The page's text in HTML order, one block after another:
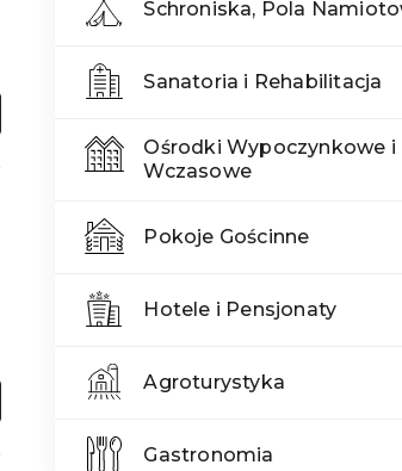
Schroniska, Pola
Sanatoria i Rehabilitacja
Ośrodki Wypoczynkowe i
Wczasowe
Pokoje Gościnne
Hotele i Pensjonaty
Agroturystyka
Gastronomia